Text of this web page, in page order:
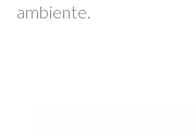
ambiente.